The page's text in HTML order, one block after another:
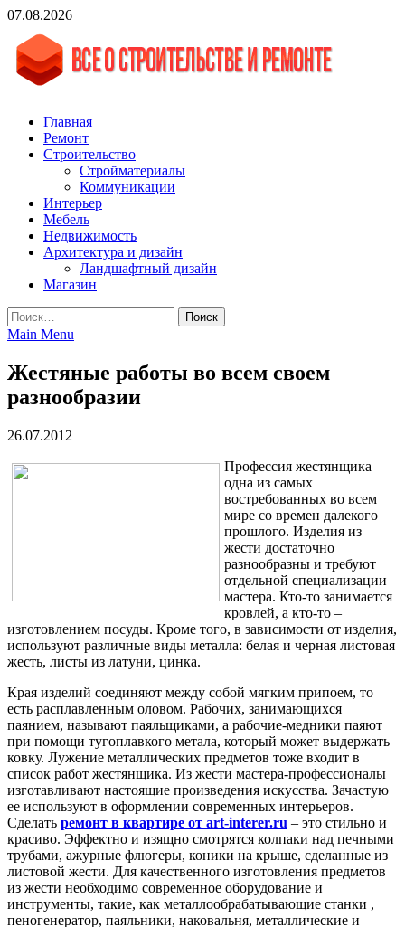
Skip
content
07.08.2026
vgasa.ru
Строительный журнал. Всё о строительстве и ремонтах
Главная
Ремонт
Строительство
Стройматериалы
Коммуникации
Интерьер
Мебель
Недвижимость
Архитектура и дизайн
Ландшафтный дизайн
Магазин
Найти:
Main Menu
Жестяные работы во всем своем
разнообразии
26.07.2012
Профессия жестянщика —
одна из самых
востребованных во всем
мире со времен далекого
прошлого. Изделия из
жести достаточно
разнообразны и требуют
отдельной специализации
мастера. Кто-то занимается
кровлей, а кто-то –
изготовлением посуды. Кроме того, в зависимости от изделия,
используют различные виды металла: белая и черная листовая
жесть, листы из латуни, цинка.
Края изделий соединяют между собой мягким припоем, то
есть расплавленным оловом. Рабочих, занимающихся
паянием, называют паяльщиками, а рабочие-медники паяют
при помощи тугоплавкого метала, который может выдержать
ковку. Лужение металлических предметов тоже входит в
список работ жестянщика. Из жести мастера-профессионалы
изготавливают настоящие произведения искусства. Зачастую
ее используют в оформлении современных интерьеров.
Сделать ремонт в квартире от art-interer.ru – это стильно и
красиво. Эффектно и изящно смотрятся колпаки над печными
трубами, ажурные флюгеры, коники на крыше, сделанные из
листовой жести. Для качественного изготовления предметов
из жести необходимо современное оборудование и
инструменты, такие, как металлообрабатывающие станки ,
пеногенератор, паяльники, наковальня, металлические и